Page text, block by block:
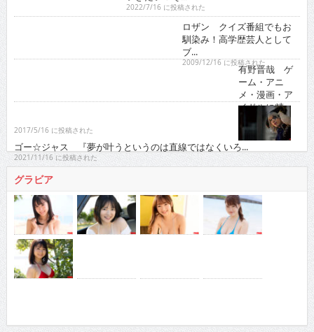
ゴー☆ジャス 『夢が叶うというのは直線ではなくい
ろ...
人気の検索ワード
徳江かな